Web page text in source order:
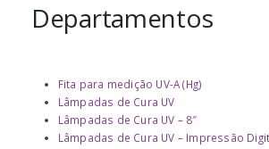
Departamentos
Fita para medição UV-A (Hg)
Lâmpadas de Cura UV
Lâmpadas de Cura UV – 8″
Lâmpadas de Cura UV – Impressão